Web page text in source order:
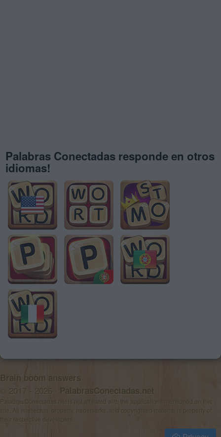
Palabras Conectadas responde en otros
idiomas!
Brain boom answers
© 2017 - 2026 · PalabrasConectadas.net
PalabrasConectadas.net is not affiliated with the applications mentioned on this
site. All intellectual property, trademarks, and copyrighted material is property of